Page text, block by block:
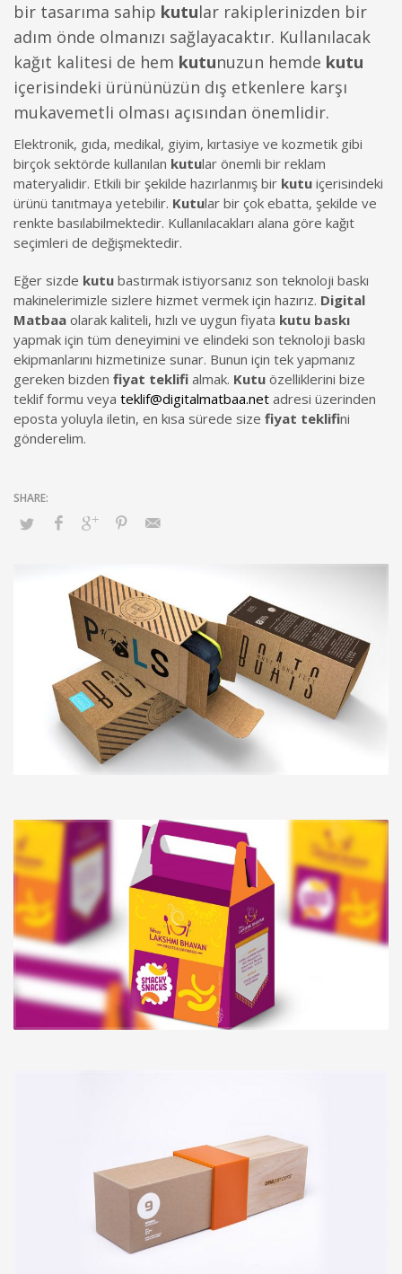
bir tasarıma sahip kutular rakiplerinizden bir
adım önde olmanızı sağlayacaktır. Kullanılacak
kağıt kalitesi de hem kutunuzun hemde kutu
içerisindeki ürününüzün dış etkenlere karşı
mukavemetli olması açısından önemlidir.
Elektronik, gıda, medikal, giyim, kırtasiye ve kozmetik gibi
birçok sektörde kullanılan kutular önemli bir reklam
materyalidir. Etkili bir şekilde hazırlanmış bir kutu içerisindeki
ürünü tanıtmaya yetebilir. Kutular bir çok ebatta, şekilde ve
renkte basılabilmektedir. Kullanılacakları alana göre kağıt
seçimleri de değişmektedir.
Eğer sizde kutu bastırmak istiyorsanız son teknoloji baskı
makinelerimizle sizlere hizmet vermek için hazırız. Digital
Matbaa olarak kaliteli, hızlı ve uygun fiyata kutu baskı
yapmak için tüm deneyimini ve elindeki son teknoloji baskı
ekipmanlarını hizmetinize sunar. Bunun için tek yapmanız
gereken bizden fiyat teklifi almak. Kutu özelliklerini bize
teklif formu veya teklif@digitalmatbaa.net adresi üzerinden
eposta yoluyla iletin, en kısa sürede size fiyat teklifini
gönderelim.